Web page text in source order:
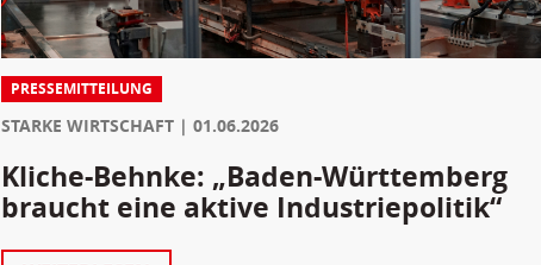
PRESSEMITTEILUNG
STARKE WIRTSCHAFT 01.06.2026
Kliche-Behnke: „Baden-Württemberg
braucht eine aktive Industriepolitik“